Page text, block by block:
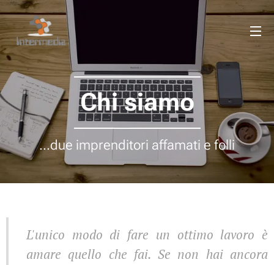
Chi siamo
...due imprenditori affamati e folli
L'unico modo di fare un ottimo lavoro è
amare quello che fai. Se non hai ancora